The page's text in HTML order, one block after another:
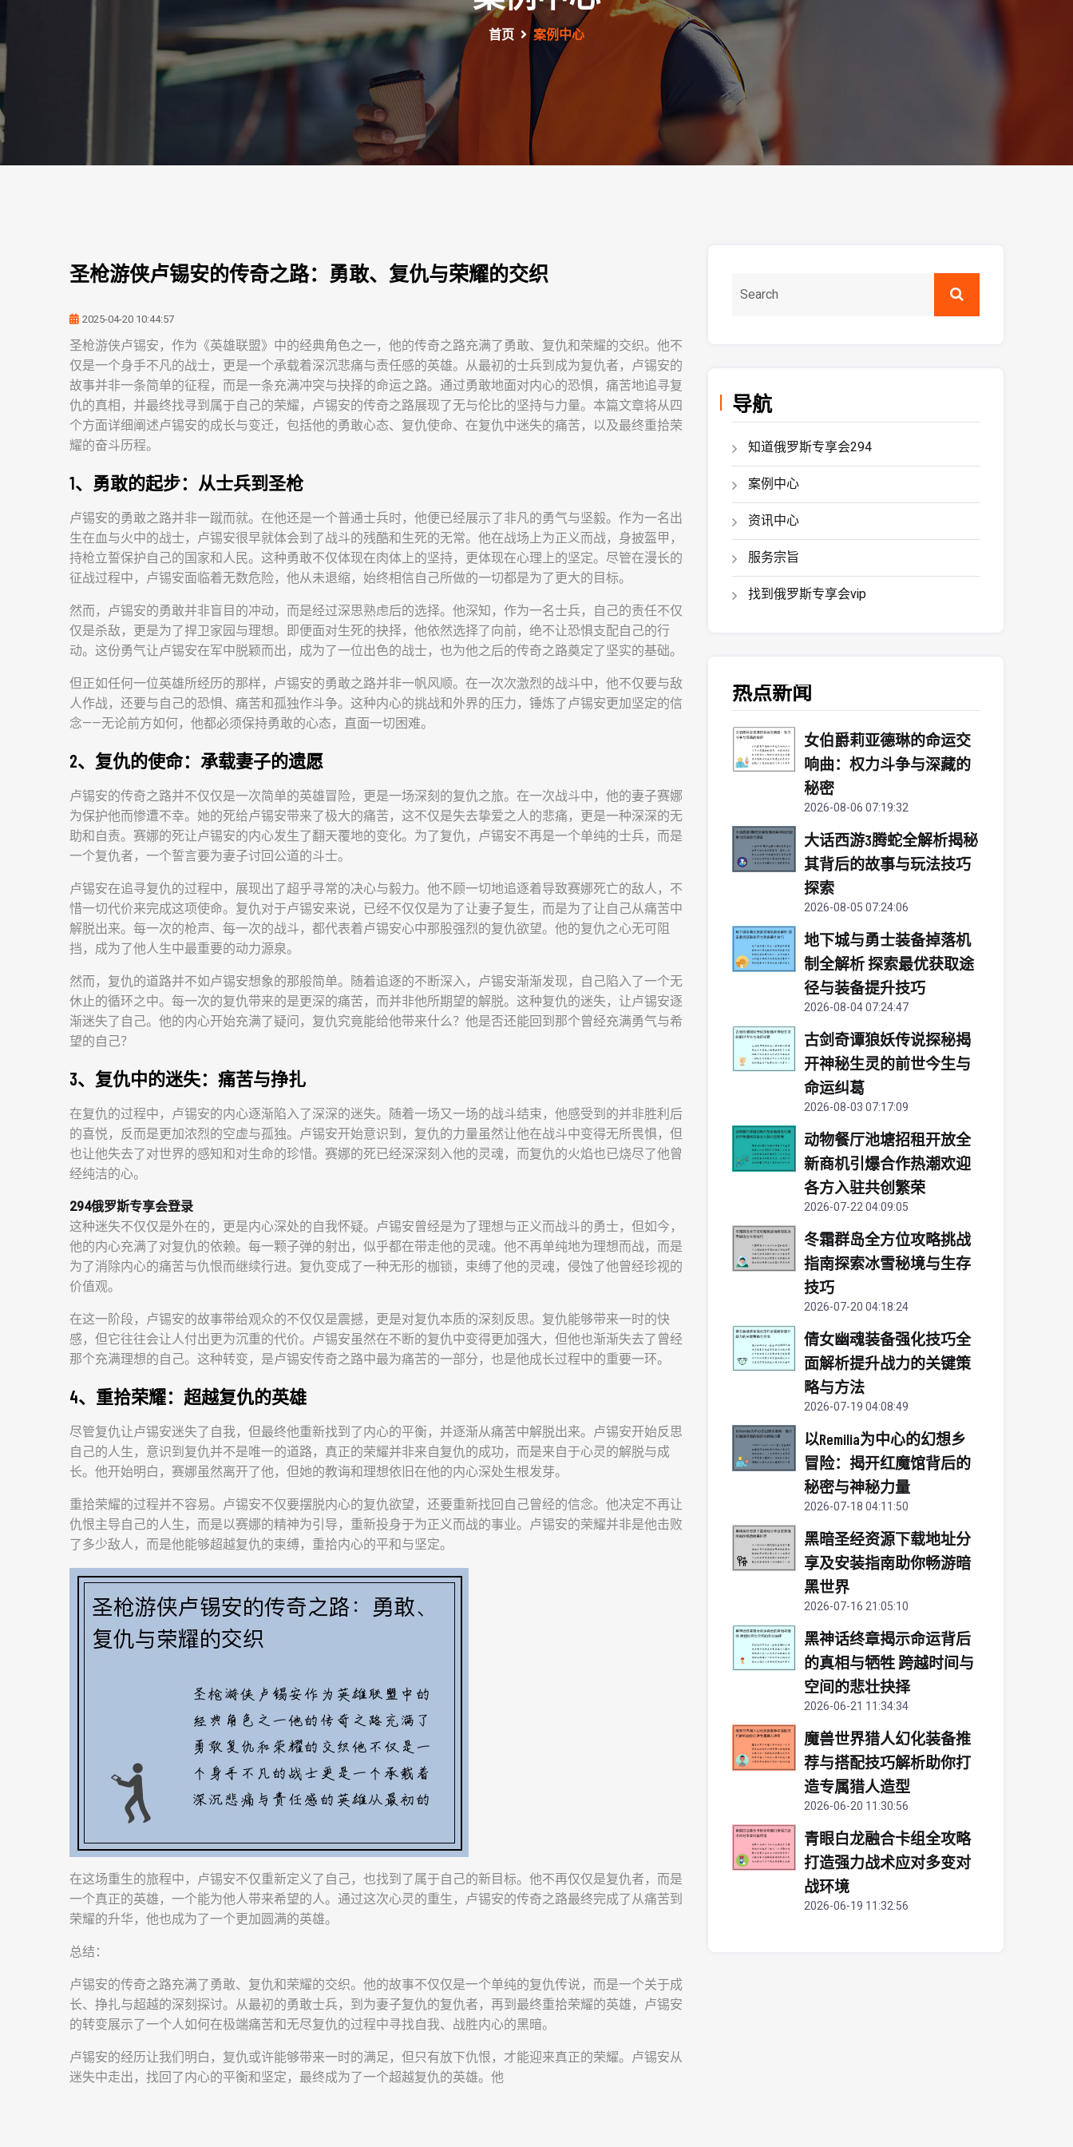
首页 案例中心
圣枪游侠卢锡安的传奇之路：勇敢、复仇与荣耀的交织
2025-04-20 10:44:57
圣枪游侠卢锡安，作为《英雄联盟》中的经典角色之一，他的传奇之路充满了勇敢、复仇和荣耀的交织。他不
仅是一个身手不凡的战士，更是一个承载着深沉悲痛与责任感的英雄。从最初的士兵到成为复仇者，卢锡安的
故事并非一条简单的征程，而是一条充满冲突与抉择的命运之路。通过勇敢地面对内心的恐惧，痛苦地追寻复
仇的真相，并最终找寻到属于自己的荣耀，卢锡安的传奇之路展现了无与伦比的坚持与力量。本篇文章将从四
个方面详细阐述卢锡安的成长与变迁，包括他的勇敢心态、复仇使命、在复仇中迷失的痛苦，以及最终重拾荣
耀的奋斗历程。
1、勇敢的起步：从士兵到圣枪
卢锡安的勇敢之路并非一蹴而就。在他还是一个普通士兵时，他便已经展示了非凡的勇气与坚毅。作为一名出
生在血与火中的战士，卢锡安很早就体会到了战斗的残酷和生死的无常。他在战场上为正义而战，身披盔甲，
持枪立誓保护自己的国家和人民。这种勇敢不仅体现在肉体上的坚持，更体现在心理上的坚定。尽管在漫长的
征战过程中，卢锡安面临着无数危险，他从未退缩，始终相信自己所做的一切都是为了更大的目标。
然而，卢锡安的勇敢并非盲目的冲动，而是经过深思熟虑后的选择。他深知，作为一名士兵，自己的责任不仅
仅是杀敌，更是为了捍卫家园与理想。即便面对生死的抉择，他依然选择了向前，绝不让恐惧支配自己的行
动。这份勇气让卢锡安在军中脱颖而出，成为了一位出色的战士，也为他之后的传奇之路奠定了坚实的基础。
但正如任何一位英雄所经历的那样，卢锡安的勇敢之路并非一帆风顺。在一次次激烈的战斗中，他不仅要与敌
人作战，还要与自己的恐惧、痛苦和孤独作斗争。这种内心的挑战和外界的压力，锤炼了卢锡安更加坚定的信
念——无论前方如何，他都必须保持勇敢的心态，直面一切困难。
2、复仇的使命：承载妻子的遗愿
卢锡安的传奇之路并不仅仅是一次简单的英雄冒险，更是一场深刻的复仇之旅。在一次战斗中，他的妻子赛娜
为保护他而惨遭不幸。她的死给卢锡安带来了极大的痛苦，这不仅是失去挚爱之人的悲痛，更是一种深深的无
助和自责。赛娜的死让卢锡安的内心发生了翻天覆地的变化。为了复仇，卢锡安不再是一个单纯的士兵，而是
一个复仇者，一个誓言要为妻子讨回公道的斗士。
卢锡安在追寻复仇的过程中，展现出了超乎寻常的决心与毅力。他不顾一切地追逐着导致赛娜死亡的敌人，不
惜一切代价来完成这项使命。复仇对于卢锡安来说，已经不仅仅是为了让妻子复生，而是为了让自己从痛苦中
解脱出来。每一次的枪声、每一次的战斗，都代表着卢锡安心中那股强烈的复仇欲望。他的复仇之心无可阻
挡，成为了他人生中最重要的动力源泉。
然而，复仇的道路并不如卢锡安想象的那般简单。随着追逐的不断深入，卢锡安渐渐发现，自己陷入了一个无
休止的循环之中。每一次的复仇带来的是更深的痛苦，而并非他所期望的解脱。这种复仇的迷失，让卢锡安逐
渐迷失了自己。他的内心开始充满了疑问，复仇究竟能给他带来什么？他是否还能回到那个曾经充满勇气与希
望的自己？
3、复仇中的迷失：痛苦与挣扎
在复仇的过程中，卢锡安的内心逐渐陷入了深深的迷失。随着一场又一场的战斗结束，他感受到的并非胜利后
的喜悦，反而是更加浓烈的空虚与孤独。卢锡安开始意识到，复仇的力量虽然让他在战斗中变得无所畏惧，但
也让他失去了对世界的感知和对生命的珍惜。赛娜的死已经深深刻入他的灵魂，而复仇的火焰也已烧尽了他曾
经纯洁的心。
294俄罗斯专享会登录
这种迷失不仅仅是外在的，更是内心深处的自我怀疑。卢锡安曾经是为了理想与正义而战斗的勇士，但如今，
他的内心充满了对复仇的依赖。每一颗子弹的射出，似乎都在带走他的灵魂。他不再单纯地为理想而战，而是
为了消除内心的痛苦与仇恨而继续行进。复仇变成了一种无形的枷锁，束缚了他的灵魂，侵蚀了他曾经珍视的
价值观。
在这一阶段，卢锡安的故事带给观众的不仅仅是震撼，更是对复仇本质的深刻反思。复仇能够带来一时的快
感，但它往往会让人付出更为沉重的代价。卢锡安虽然在不断的复仇中变得更加强大，但他也渐渐失去了曾经
那个充满理想的自己。这种转变，是卢锡安传奇之路中最为痛苦的一部分，也是他成长过程中的重要一环。
4、重拾荣耀：超越复仇的英雄
尽管复仇让卢锡安迷失了自我，但最终他重新找到了内心的平衡，并逐渐从痛苦中解脱出来。卢锡安开始反思
自己的人生，意识到复仇并不是唯一的道路，真正的荣耀并非来自复仇的成功，而是来自于心灵的解脱与成
长。他开始明白，赛娜虽然离开了他，但她的教诲和理想依旧在他的内心深处生根发芽。
重拾荣耀的过程并不容易。卢锡安不仅要摆脱内心的复仇欲望，还要重新找回自己曾经的信念。他决定不再让
仇恨主导自己的人生，而是以赛娜的精神为引导，重新投身于为正义而战的事业。卢锡安的荣耀并非是他击败
了多少敌人，而是他能够超越复仇的束缚，重拾内心的平和与坚定。
在这场重生的旅程中，卢锡安不仅重新定义了自己，也找到了属于自己的新目标。他不再仅仅是复仇者，而是
一个真正的英雄，一个能为他人带来希望的人。通过这次心灵的重生，卢锡安的传奇之路最终完成了从痛苦到
荣耀的升华，他也成为了一个更加圆满的英雄。
总结：
卢锡安的传奇之路充满了勇敢、复仇和荣耀的交织。他的故事不仅仅是一个单纯的复仇传说，而是一个关于成
长、挣扎与超越的深刻探讨。从最初的勇敢士兵，到为妻子复仇的复仇者，再到最终重拾荣耀的英雄，卢锡安
的转变展示了一个人如何在极端痛苦和无尽复仇的过程中寻找自我、战胜内心的黑暗。
卢锡安的经历让我们明白，复仇或许能够带来一时的满足，但只有放下仇恨，才能迎来真正的荣耀。卢锡安从
迷失中走出，找回了内心的平衡和坚定，最终成为了一个超越复仇的英雄。他
导航
知道俄罗斯专享会294
案例中心
资讯中心
服务宗旨
找到俄罗斯专享会vip
热点新闻
女伯爵莉亚德琳的命运交
响曲：权力斗争与深藏的
秘密
2026-08-06 07:19:32
大话西游3腾蛇全解析揭秘
其背后的故事与玩法技巧
探索
2026-08-05 07:24:06
地下城与勇士装备掉落机
制全解析 探索最优获取途
径与装备提升技巧
2026-08-04 07:24:47
古剑奇谭狼妖传说探秘揭
开神秘生灵的前世今生与
命运纠葛
2026-08-03 07:17:09
动物餐厅池塘招租开放全
新商机引爆合作热潮欢迎
各方入驻共创繁荣
2026-07-22 04:09:05
冬霜群岛全方位攻略挑战
指南探索冰雪秘境与生存
技巧
2026-07-20 04:18:24
倩女幽魂装备强化技巧全
面解析提升战力的关键策
略与方法
2026-07-19 04:08:49
以Remilia为中心的幻想乡
冒险：揭开红魔馆背后的
秘密与神秘力量
2026-07-18 04:11:50
黑暗圣经资源下载地址分
享及安装指南助你畅游暗
黑世界
2026-07-16 21:05:10
黑神话终章揭示命运背后
的真相与牺牲 跨越时间与
空间的悲壮抉择
2026-06-21 11:34:34
魔兽世界猎人幻化装备推
荐与搭配技巧解析助你打
造专属猎人造型
2026-06-20 11:30:56
青眼白龙融合卡组全攻略
打造强力战术应对多变对
战环境
2026-06-19 11:32:56